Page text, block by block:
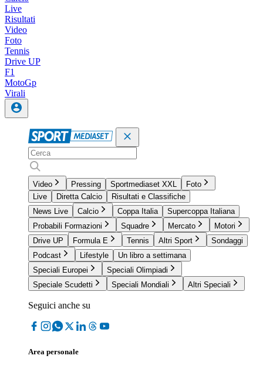
Live
Risultati
Video
Foto
Tennis
Drive UP
F1
MotoGp
Virali
Video Pressing Sportmediaset XXL
Foto
Live
Diretta Calcio
Risultati e Classifiche
News Live
Calcio Coppa Italia
Supercoppa Italiana
Probabili Formazioni
Squadre Mercato
Motori
Drive UP
Formula E Tennis Altri Sport
Sondaggi
Podcast
Lifestyle
Un libro a settimana
Speciali Europei
Speciali Olimpiadi
Speciale Scudetti
Speciali Mondiali Altri Speciali
Seguici anche su
Area personale